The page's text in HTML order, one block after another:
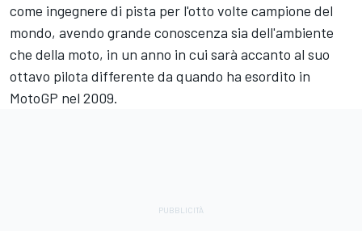
come ingegnere di pista per l'otto volte campione del
mondo, avendo grande conoscenza sia dell'ambiente
che della moto, in un anno in cui sarà accanto al suo
ottavo pilota differente da quando ha esordito in
MotoGP nel 2009.